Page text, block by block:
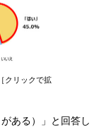
クリックで拡
ある）」と回答し